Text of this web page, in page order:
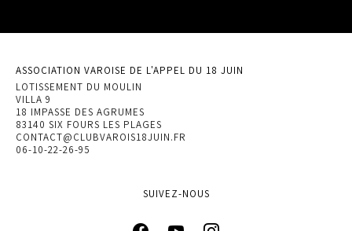
ASSOCIATION VAROISE DE L'APPEL DU 18 JUIN
LOTISSEMENT DU MOULIN
VILLA 9
18 IMPASSE DES AGRUMES
83140 SIX FOURS LES PLAGES
CONTACT@CLUBVAROIS18JUIN.FR
06-10-22-26-95
SUIVEZ-NOUS